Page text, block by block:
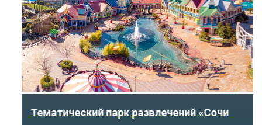
Тематический парк развлечений «Сочи